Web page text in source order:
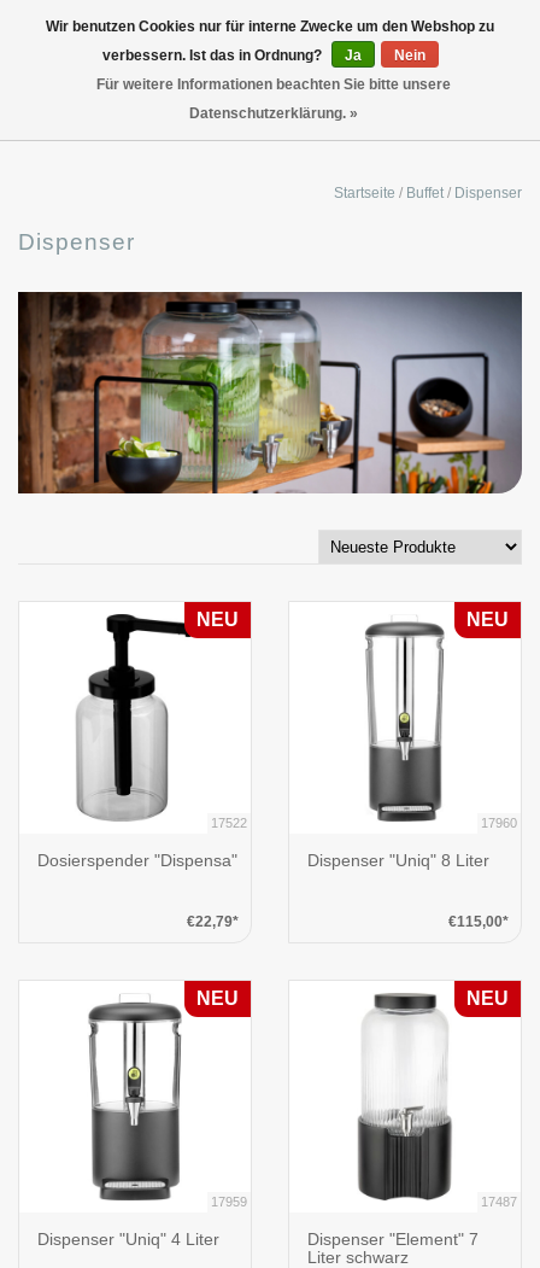
Startseite / Buffet / Dispenser
Dispenser
17522
Dosierspender "Dispensa"
€22,79*
NEU
17960
Dispenser "Uniq" 8 Liter
€115,00*
NEU
17959
Dispenser "Uniq" 4 Liter
NEU
17487
Dispenser "Element" 7
Liter schwarz
NEU
Wir benutzen Cookies nur für interne Zwecke um den Webshop zu
verbessern. Ist das in Ordnung?
Ja
Nein
Für weitere Informationen beachten Sie bitte unsere
Datenschutzerklärung. »